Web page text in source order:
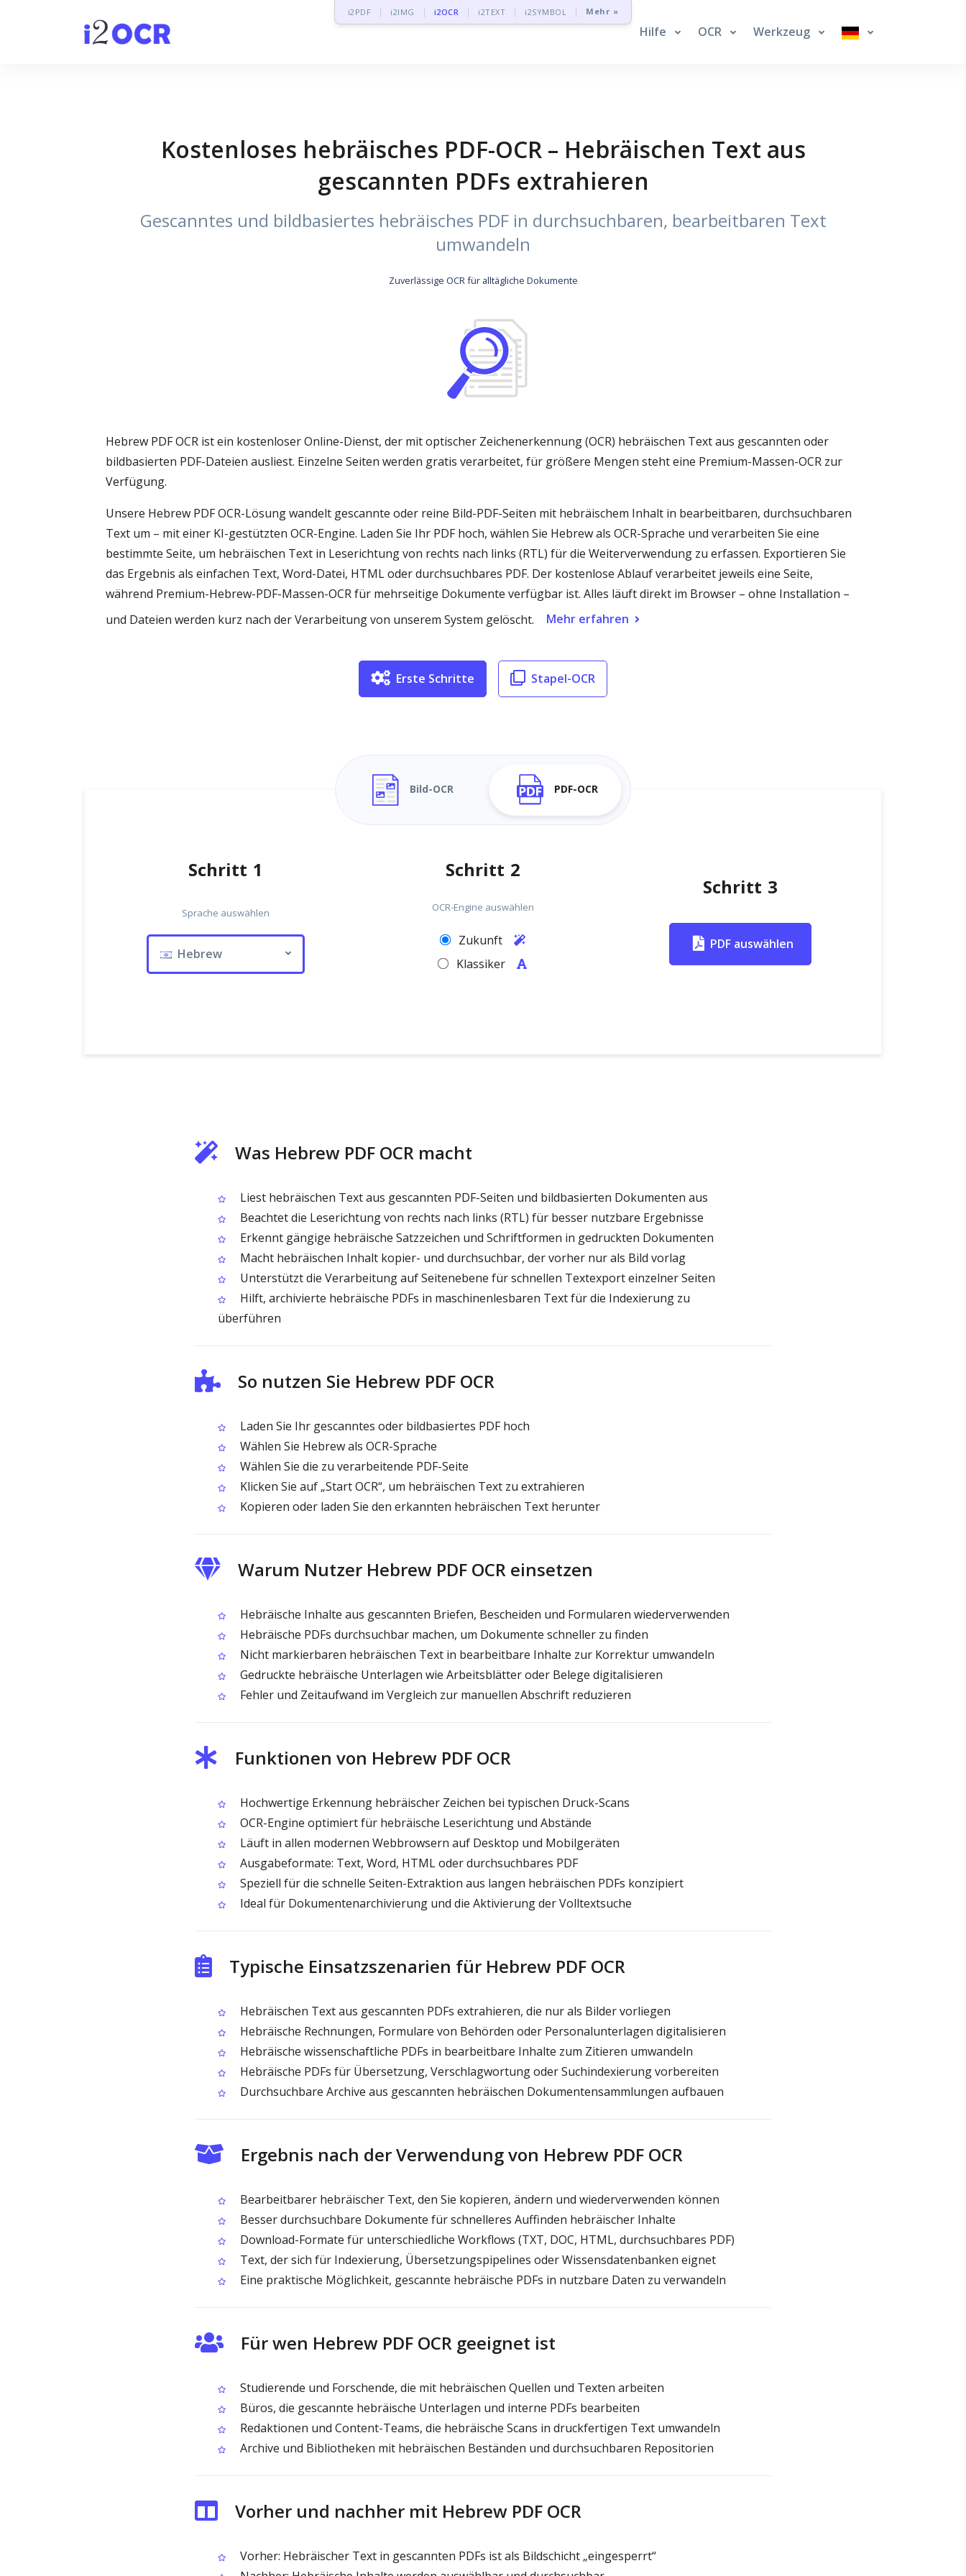
i2PDF i2IMG i2OCR i2TEXT i2SYMBOL Mehr »
Hilfe OCR Werkzeug
Kostenloses hebräisches PDF-OCR – Hebräischen Text aus
gescannten PDFs extrahieren
Gescanntes und bildbasiertes hebräisches PDF in durchsuchbaren, bearbeitbaren Text
umwandeln
Zuverlässige OCR für alltägliche Dokumente
Hebrew PDF OCR ist ein kostenloser Online-Dienst, der mit optischer Zeichenerkennung (OCR) hebräischen Text aus gescannten oder
bildbasierten PDF-Dateien ausliest. Einzelne Seiten werden gratis verarbeitet, für größere Mengen steht eine Premium-Massen-OCR zur
Verfügung.
Unsere Hebrew PDF OCR-Lösung wandelt gescannte oder reine Bild-PDF-Seiten mit hebräischem Inhalt in bearbeitbaren, durchsuchbaren
Text um – mit einer KI-gestützten OCR-Engine. Laden Sie Ihr PDF hoch, wählen Sie Hebrew als OCR-Sprache und verarbeiten Sie eine
bestimmte Seite, um hebräischen Text in Leserichtung von rechts nach links (RTL) für die Weiterverwendung zu erfassen. Exportieren Sie
das Ergebnis als einfachen Text, Word-Datei, HTML oder durchsuchbares PDF. Der kostenlose Ablauf verarbeitet jeweils eine Seite,
während Premium-Hebrew-PDF-Massen-OCR für mehrseitige Dokumente verfügbar ist. Alles läuft direkt im Browser – ohne Installation –
und Dateien werden kurz nach der Verarbeitung von unserem System gelöscht.
Mehr erfahren
Erste Schritte Stapel-OCR
Bild-OCR PDF-OCR
Schritt 1
Sprache auswählen
Hebrew
Schritt 2
OCR-Engine auswählen
Zukunft
Klassiker
Schritt 3
PDF auswählen
Was Hebrew PDF OCR macht
Liest hebräischen Text aus gescannten PDF-Seiten und bildbasierten Dokumenten aus
Beachtet die Leserichtung von rechts nach links (RTL) für besser nutzbare Ergebnisse
Erkennt gängige hebräische Satzzeichen und Schriftformen in gedruckten Dokumenten
Macht hebräischen Inhalt kopier- und durchsuchbar, der vorher nur als Bild vorlag
Unterstützt die Verarbeitung auf Seitenebene für schnellen Textexport einzelner Seiten
Hilft, archivierte hebräische PDFs in maschinenlesbaren Text für die Indexierung zu
überführen
So nutzen Sie Hebrew PDF OCR
Laden Sie Ihr gescanntes oder bildbasiertes PDF hoch
Wählen Sie Hebrew als OCR-Sprache
Wählen Sie die zu verarbeitende PDF-Seite
Klicken Sie auf „Start OCR“, um hebräischen Text zu extrahieren
Kopieren oder laden Sie den erkannten hebräischen Text herunter
Warum Nutzer Hebrew PDF OCR einsetzen
Hebräische Inhalte aus gescannten Briefen, Bescheiden und Formularen wiederverwenden
Hebräische PDFs durchsuchbar machen, um Dokumente schneller zu finden
Nicht markierbaren hebräischen Text in bearbeitbare Inhalte zur Korrektur umwandeln
Gedruckte hebräische Unterlagen wie Arbeitsblätter oder Belege digitalisieren
Fehler und Zeitaufwand im Vergleich zur manuellen Abschrift reduzieren
Funktionen von Hebrew PDF OCR
Hochwertige Erkennung hebräischer Zeichen bei typischen Druck-Scans
OCR-Engine optimiert für hebräische Leserichtung und Abstände
Läuft in allen modernen Webbrowsern auf Desktop und Mobilgeräten
Ausgabeformate: Text, Word, HTML oder durchsuchbares PDF
Speziell für die schnelle Seiten-Extraktion aus langen hebräischen PDFs konzipiert
Ideal für Dokumentenarchivierung und die Aktivierung der Volltextsuche
Typische Einsatzszenarien für Hebrew PDF OCR
Hebräischen Text aus gescannten PDFs extrahieren, die nur als Bilder vorliegen
Hebräische Rechnungen, Formulare von Behörden oder Personalunterlagen digitalisieren
Hebräische wissenschaftliche PDFs in bearbeitbare Inhalte zum Zitieren umwandeln
Hebräische PDFs für Übersetzung, Verschlagwortung oder Suchindexierung vorbereiten
Durchsuchbare Archive aus gescannten hebräischen Dokumentensammlungen aufbauen
Ergebnis nach der Verwendung von Hebrew PDF OCR
Bearbeitbarer hebräischer Text, den Sie kopieren, ändern und wiederverwenden können
Besser durchsuchbare Dokumente für schnelleres Auffinden hebräischer Inhalte
Download-Formate für unterschiedliche Workflows (TXT, DOC, HTML, durchsuchbares PDF)
Text, der sich für Indexierung, Übersetzungspipelines oder Wissensdatenbanken eignet
Eine praktische Möglichkeit, gescannte hebräische PDFs in nutzbare Daten zu verwandeln
Für wen Hebrew PDF OCR geeignet ist
Studierende und Forschende, die mit hebräischen Quellen und Texten arbeiten
Büros, die gescannte hebräische Unterlagen und interne PDFs bearbeiten
Redaktionen und Content-Teams, die hebräische Scans in druckfertigen Text umwandeln
Archive und Bibliotheken mit hebräischen Beständen und durchsuchbaren Repositorien
Vorher und nachher mit Hebrew PDF OCR
Vorher: Hebräischer Text in gescannten PDFs ist als Bildschicht „eingesperrt“